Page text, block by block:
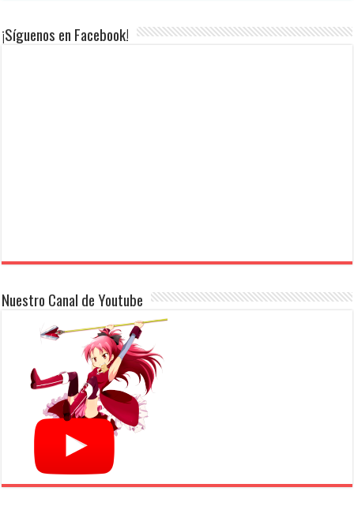
¡Síguenos en Facebook!
Nuestro Canal de Youtube